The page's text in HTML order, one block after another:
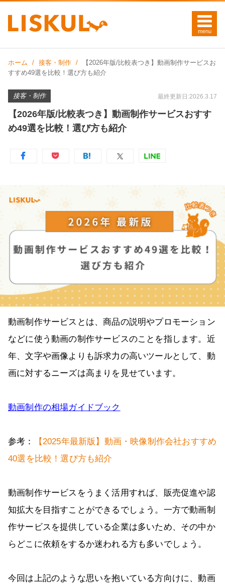
ホーム 接客・制作
【2026年版/比較表つき】動画制作サービスお
すすめ49選を比較！選び方も紹介
接客・制作 最終更新日:2026.3.17
【2026年版/比較表つき】動画制作サービスおすす
め49選を比較！選び方も紹介
動画制作サービスとは、商品の説明やプロモーション
などに使う動画の制作サービスのことを指します。近
年、文字や画像よりも訴求力の高いツールとして、動
画に対するニーズは高まりを見せています。
動画制作の相場ガイドブック
参考：
【2025年最新版】動画・映像制作会社おすすめ
40選を比較！選び方も紹介
動画制作サービスをうまく活用すれば、販売促進や認
知拡大を目指すことができるでしょう。一方で動画制
作サービスを提供している企業は多いため、その中か
らどこに依頼をするか迷われる方も多いでしょう。
今回は上記のような思いを抱いている方向けに、動画